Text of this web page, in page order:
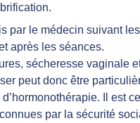
par le médecin suivant
après les séances.
sécheresse vaginale
peut donc être
Il est
par la sécurité